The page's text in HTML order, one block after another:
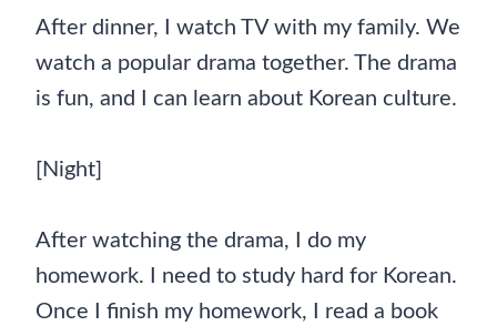
After dinner, I watch TV with my family. We
watch a popular drama together. The drama
is fun, and I can learn about Korean culture.
[Night]
After watching the drama, I do my
homework. I need to study hard for Korean.
Once I finish my homework, I read a book